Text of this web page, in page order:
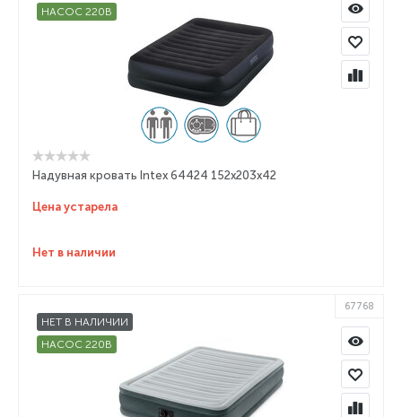
НАСОС 220В
Надувная кровать Intex 64424 152х203х42
Цена устарела
Нет в наличии
НЕТ В НАЛИЧИИ
НАСОС 220В
67768